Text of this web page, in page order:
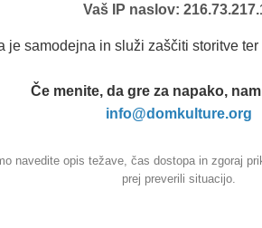
Vaš IP naslov:
je samodejna in služi zaščiti storitve
Če menite, da gre za napako,
info@domkulture.org
navedite opis težave, čas dostopa in zgoraj
prej preverili situacijo.